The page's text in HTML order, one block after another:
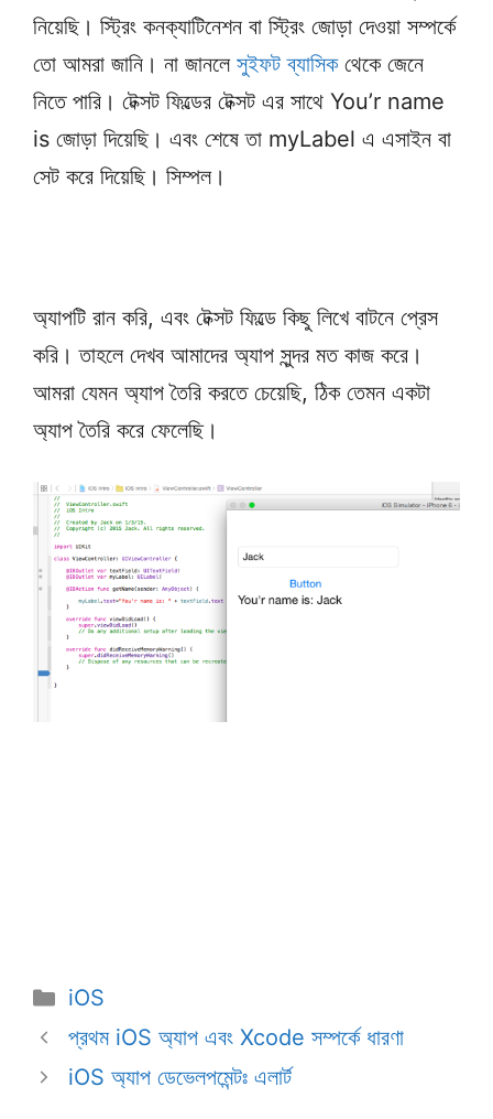
নিয়েছি। স্ট্রিং কনক্যাটিনেশন বা স্ট্রিং জোড়া দেওয়া সম্পর্কে
তো আমরা জানি। না জানলেসুইফট ব্যাসিক থেকে জেনে
নিতে পারি। টেক্সট ফিল্ডের টেক্সট এর সাথে You’r name
is জোড়া দিয়েছি। এবং শেষে তা myLabel এ এসাইন বা
সেট করে দিয়েছি। সিম্পল।
অ্যাপটি রান করি, এবং টেক্সট ফিল্ডে কিছু লিখে বাটনে প্রেস
করি। তাহলে দেখব আমাদের অ্যাপ সুন্দর মত কাজ করে।
আমরা যেমন অ্যাপ তৈরি করতে চেয়েছি, ঠিক তেমন একটা
অ্যাপ তৈরি করে ফেলেছি।
Categories
iOS
প্রথম iOS অ্যাপ এবং Xcode সম্পর্কে ধারণা
iOS অ্যাপ ডেভেলপমেন্টঃ এলার্ট